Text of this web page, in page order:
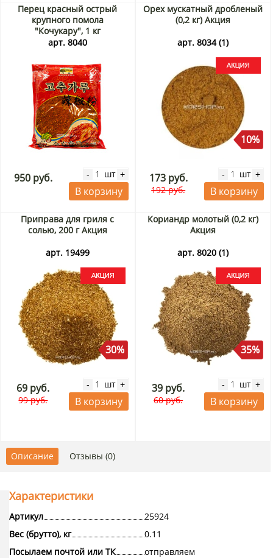
Перец красный острый
крупного помола
"Кочукару", 1 кг
арт. 8040
950 руб. - шт +
В корзину
Орех мускатный дробленый
(0,2 кг) Акция
арт. 8034 (1)
10%
173 руб.
192 руб.
- шт +
В корзину
Приправа для гриля с
солью, 200 г Акция
арт. 19499
30%
69 руб.
99 руб.
- шт +
В корзину
Кориандр молотый (0,2 кг)
Акция
арт. 8020 (1)
35%
39 руб.
60 руб.
- шт +
В корзину
Описание Отзывы (0)
Характеристики
Артикул
25924
Вес (брутто), кг
0.11
Посылаем почтой или ТК
отправляем